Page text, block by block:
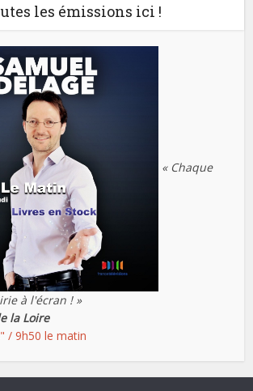
les émissions ici !
« Chaque
à l'écran ! »
la Loire
/ 9h50 le matin